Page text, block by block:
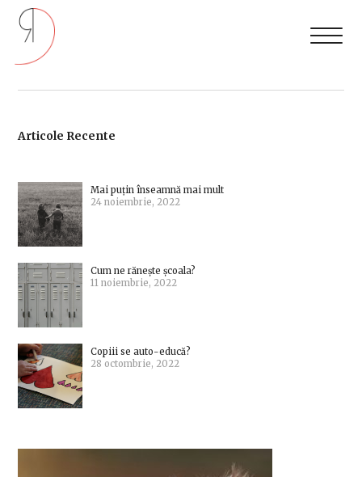
Articole Recente
Mai puțin înseamnă mai mult
24 noiembrie, 2022
Cum ne rănește școala?
11 noiembrie, 2022
Copiii se auto-educă?
28 octombrie, 2022